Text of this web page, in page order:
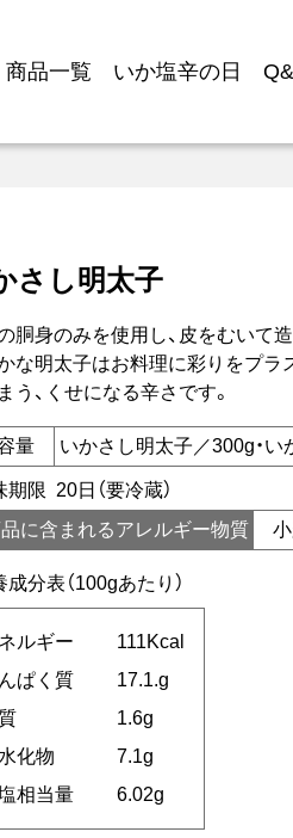
商品一覧 いか塩辛の日
さし明太子
胴身のみを使用し、皮をむいて
な明太子はお料理に彩りをプラ
う、くせになる辛さです。
量 いかさし明太子／300g・
期限 20日（要冷蔵）
に含まれるアレルギー物質
成分表（100gあたり）
ルギー
111Kcal
ぱく質
17.1.g
1.6g
化物
7.1g
相当量
6.02g